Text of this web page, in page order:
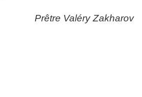
Prêtre Valéry Zakharov